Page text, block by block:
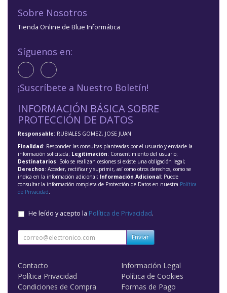
Sobre Nosotros
Tienda Online de Blue Informática
Síguenos en:
¡Suscríbete a Nuestro Boletín!
INFORMACIÓN BÁSICA SOBRE
PROTECCIÓN DE DATOS
Responsable: RUBIALES GOMEZ, JOSE JUAN
Finalidad: Responder las consultas planteadas por el usuario y enviarle la
información solicitada; Legitimación: Consentimiento del usuario;
Destinatarios: Solo se realizan cesiones si existe una obligación legal;
Derechos: Acceder, rectificar y suprimir, así como otros derechos, como se
indica en la información adicional; Información Adicional: Puede
consultar la información completa de Protección de Datos en nuestra Política
de Privacidad.
He leído y acepto la Política de Privacidad.
Enviar
Contacto
Información Legal
Política Privacidad
Política de Cookies
Condiciones de Compra
Formas de Pago